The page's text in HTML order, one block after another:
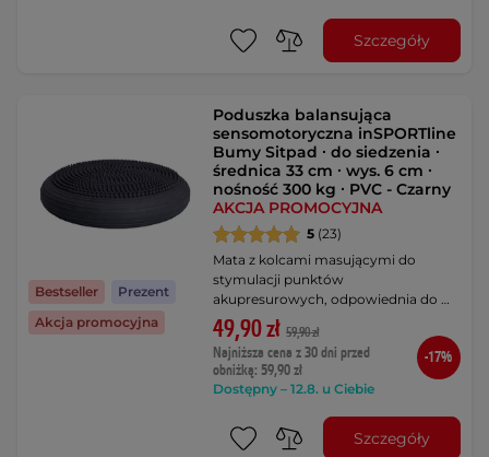
Szczegóły
Bestseller
Prezent
Akcja promocyjna
Poduszka balansująca
sensomotoryczna inSPORTline
Bumy Sitpad ∙ do siedzenia ∙
średnica 33 cm ∙ wys. 6 cm ∙
nośność 300 kg ∙ PVC - Czarny
AKCJA PROMOCYJNA
5 (23)
Mata z kolcami masującymi do
stymulacji punktów
akupresurowych, odpowiednia do …
49,90 zł 59,90 zł
Najniższa cena z 30 dni przed
obniżką: 59,90 zł
Dostępny – 12.8. u Ciebie
-17%
Szczegóły